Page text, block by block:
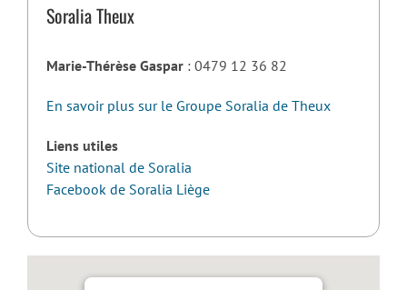
Soralia Theux
Marie-Thérèse Gaspar: 0479 12 36 82
En savoir plus sur le Groupe Soralia de Theux
Liens utiles
Site national de Soralia
Facebook de Soralia Liège